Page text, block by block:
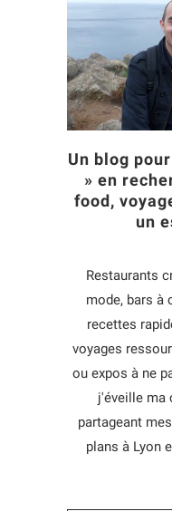
Un blog
» en
food,
un
Restaurants
mode, bars à
recettes
voyages
ou expos à ne
j'éveille ma
partageant
plans à Lyon